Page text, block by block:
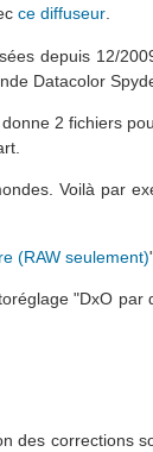
ce diffuseur
depuis 12/
Datacolor
2 fichiers
Voilà par
(RAW seulement)
"DxO
des corrections